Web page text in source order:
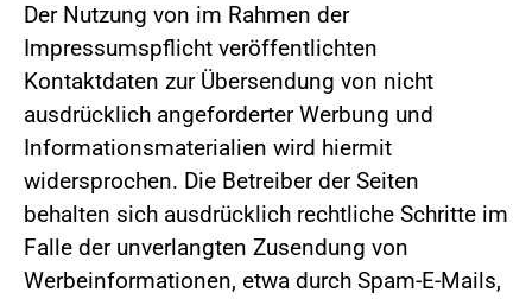
Der Nutzung von im Rahmen der
Impressumspflicht veröffentlichten
Kontaktdaten zur Übersendung von nicht
ausdrücklich angeforderter Werbung und
Informationsmaterialien wird hiermit
widersprochen. Die Betreiber der Seiten
behalten sich ausdrücklich rechtliche Schritte im
Falle der unverlangten Zusendung von
Werbeinformationen, etwa durch Spam-E-Mails,